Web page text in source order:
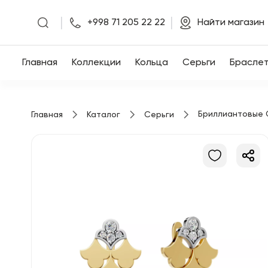
Главная
+998 71 205 22 22 Найти магазин
Главная Коллекции Кольца Серьги
Главная Каталог Серьги Бриллиантовые